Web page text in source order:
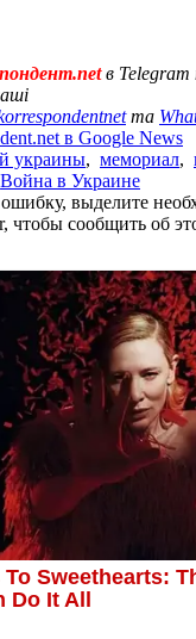
в
та
в Google News
украины, мемориал,
Война в Украине
выделите
чтобы сообщить об